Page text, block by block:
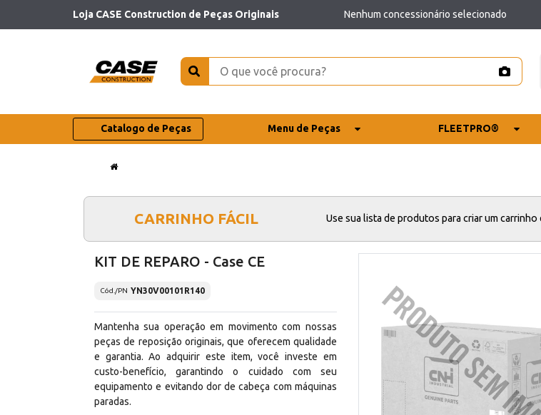
Loja CASE Construction de Peças Originais Nenhum concessionário selecionado
Catalogo de Peças Menu de Peças FLEETPRO®
CARRINHO FÁCIL Use sua lista de produtos para criar um carrinho
KIT DE REPARO - Case CE
Cód./PN YN30V00101R140
Mantenha sua operação em movimento com nossas
peças de reposição originais, que oferecem qualidade
e garantia. Ao adquirir este item, você investe em
custo-benefício, garantindo o cuidado com seu
equipamento e evitando dor de cabeça com máquinas
paradas.